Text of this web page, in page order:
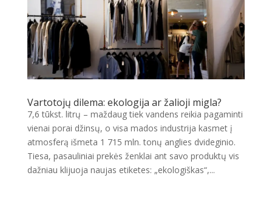
Vartotojų dilema: ekologija ar žalioji migla?
7,6 tūkst. litrų – maždaug tiek vandens reikia pagaminti
vienai porai džinsų, o visa mados industrija kasmet į
atmosferą išmeta 1 715 mln. tonų anglies dvideginio.
Tiesa, pasauliniai prekės ženklai ant savo produktų vis
dažniau klijuoja naujas etiketes: „ekologiškas“,...